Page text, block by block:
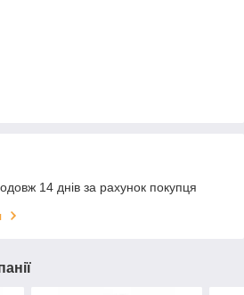
14 днів за рахунок покупця